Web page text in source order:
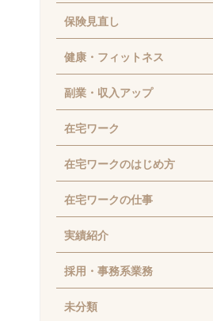
保険見直し
健康・フィットネス
副業・収入アップ
在宅ワーク
在宅ワークのはじめ方
在宅ワークの仕事
実績紹介
採用・事務系業務
未分類